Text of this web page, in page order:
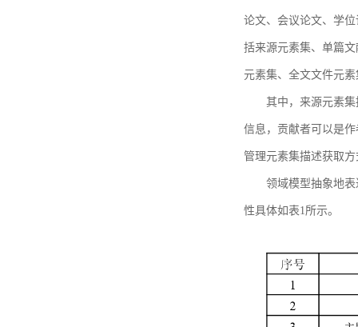
论文、会议论文、学
括来源元素集、单篇
元素集、全文文件元
其中，来源元素
信息，贡献者可以是
管理元素集描述获取
领域模型抽象地
性具体如表1所示。